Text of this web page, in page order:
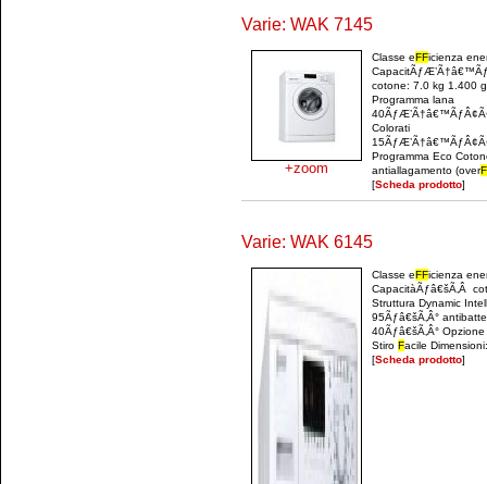
Varie: WAK 7145
+zoom
Classe eFFicienza
cotone: 7.0 kg 1.400
Programma lana
Colorati
Programma Eco
antiallagamento (overF
[Scheda prodotto]
Varie: WAK 6145
Classe eFFicienza
CapacitàÃƒâ€šÃ‚Â
Struttura Dynamic
95Ãƒâ€šÃ‚Â°
40Ãƒâ€šÃ‚Â°
Stiro Facile
[Scheda prodotto]